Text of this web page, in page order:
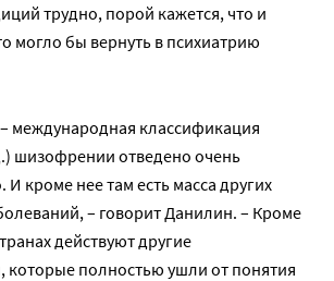
трудно, порой кажется, что и
могло бы вернуть в психиатрию
международная классификация
шизофрении отведено очень
И кроме нее там есть масса других
– говорит Данилин. – Кроме
действуют другие
которые полностью ушли от понятия